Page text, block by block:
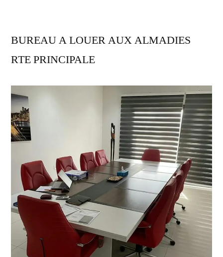
BUREAU A LOUER AUX ALMADIES
RTE PRINCIPALE